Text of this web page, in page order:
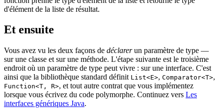
d'élément de la liste de résultat.
Et ensuite
Vous avez vu les deux façons de déclarerun paramètre de type —
sur une classe et sur une méthode. L'étape suivante est le troisième
endroit où un paramètre de type peut vivre : sur une interface. C'est
ainsi que la bibliothèque standard définit List<E>, Comparator<T>,
Function<T, R>, et tout autre contrat que vous implémentez
lorsque vous écrivez du code polymorphe. Continuez vers Les
interfaces génériques Java.